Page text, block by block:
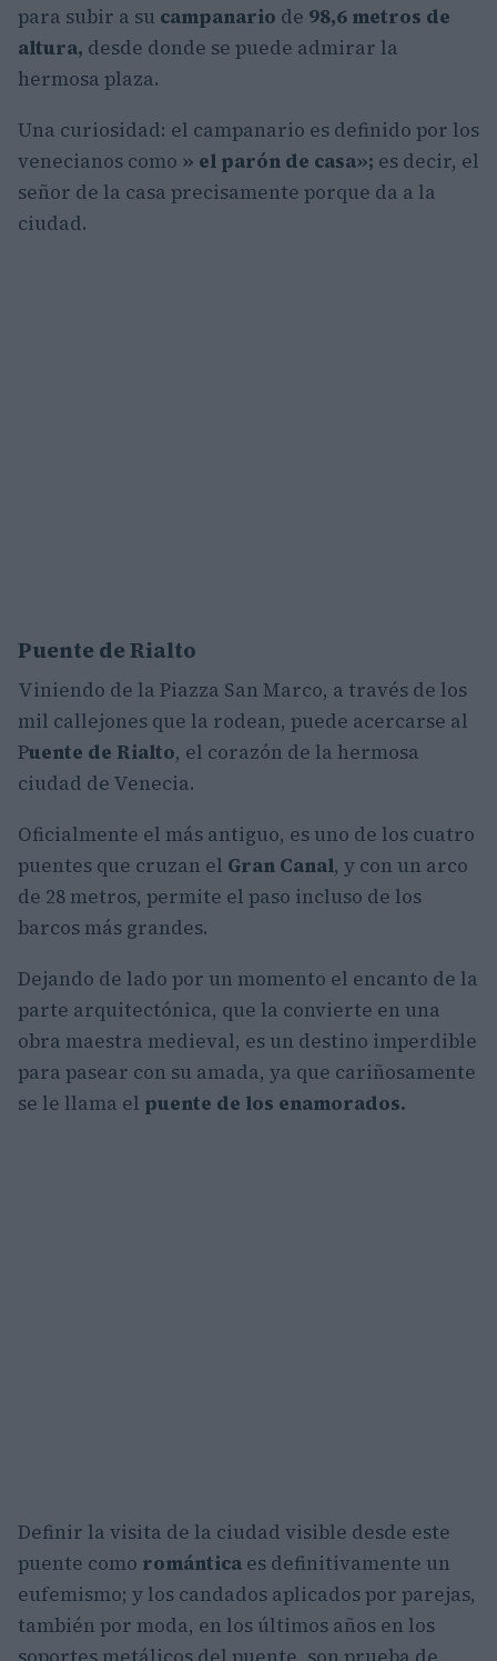
para subir a su campanario de 98,6 metros de
altura, desde donde se puede admirar la
hermosa plaza.
Una curiosidad: el campanario es definido por los
venecianos como » el parón de casa»; es decir, el
señor de la casa precisamente porque da a la
ciudad.
Puente de Rialto
Viniendo de la Piazza San Marco, a través de los
mil callejones que la rodean, puede acercarse al
Puente de Rialto, el corazón de la hermosa
ciudad de Venecia.
Oficialmente el más antiguo, es uno de los cuatro
puentes que cruzan el Gran Canal, y con un arco
de 28 metros, permite el paso incluso de los
barcos más grandes.
Dejando de lado por un momento el encanto de la
parte arquitectónica, que la convierte en una
obra maestra medieval, es un destino imperdible
para pasear con su amada, ya que cariñosamente
se le llama el puente de los enamorados.
Definir la visita de la ciudad visible desde este
puente como romántica es definitivamente un
eufemismo; y los candados aplicados por parejas,
también por moda, en los últimos años en los